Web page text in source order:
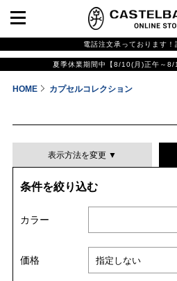
電話注文承っております！
夏季休業期間中【8/10(月)正午～8/
HOME カプセルコレクション
表示方法を変更 ▼
条件を絞り込む
カラー
価格